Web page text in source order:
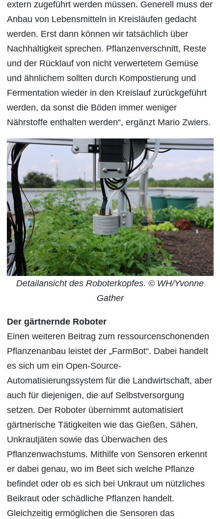
extern zugeführt werden müssen. Generell muss der
Anbau von Lebensmitteln in Kreisläufen gedacht
werden. Erst dann können wir tatsächlich über
Nachhaltigkeit sprechen. Pflanzenverschnitt, Reste
und der Rücklauf von nicht verwertetem Gemüse
und ähnlichem sollten durch Kompostierung und
Fermentation wieder in den Kreislauf zurückgeführt
werden, da sonst die Böden immer weniger
Nährstoffe enthalten werden“, ergänzt Mario Zwiers.
Detailansicht des Roboterkopfes. © WH/Yvonne
Gather
Der gärtnernde Roboter
Einen weiteren Beitrag zum ressourcenschonenden
Pflanzenanbau leistet der „FarmBot“. Dabei handelt
es sich um ein Open-Source-
Automatisierungssystem für die Landwirtschaft, aber
auch für diejenigen, die auf Selbstversorgung
setzen. Der Roboter übernimmt automatisiert
gärtnerische Tätigkeiten wie das Gießen, Sähen,
Unkrautjäten sowie das Überwachen des
Pflanzenwachstums. Mithilfe von Sensoren erkennt
er dabei genau, wo im Beet sich welche Pflanze
befindet oder ob es sich bei Unkraut um nützliches
Beikraut oder schädliche Pflanzen handelt.
Gleichzeitig ermöglichen die Sensoren das